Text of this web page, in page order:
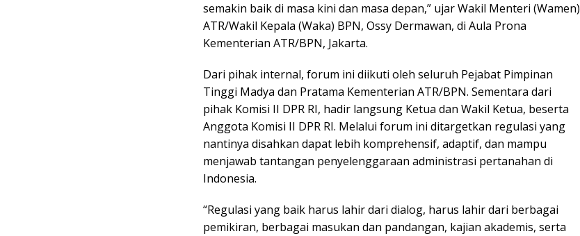
semakin baik di masa kini dan masa depan,” ujar Wakil Menteri (Wamen)
ATR/Wakil Kepala (Waka) BPN, Ossy Dermawan, di Aula Prona
Kementerian ATR/BPN, Jakarta.
Dari pihak internal, forum ini diikuti oleh seluruh Pejabat Pimpinan
Tinggi Madya dan Pratama Kementerian ATR/BPN. Sementara dari
pihak Komisi II DPR RI, hadir langsung Ketua dan Wakil Ketua, beserta
Anggota Komisi II DPR RI. Melalui forum ini ditargetkan regulasi yang
nantinya disahkan dapat lebih komprehensif, adaptif, dan mampu
menjawab tantangan penyelenggaraan administrasi pertanahan di
Indonesia.
“Regulasi yang baik harus lahir dari dialog, harus lahir dari berbagai
pemikiran, berbagai masukan dan pandangan, kajian akademis, serta